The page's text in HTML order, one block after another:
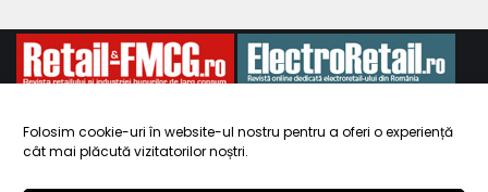
Folosim cookie-uri în website-ul nostru pentru a oferi o experiență
cât mai plăcută vizitatorilor noștri.